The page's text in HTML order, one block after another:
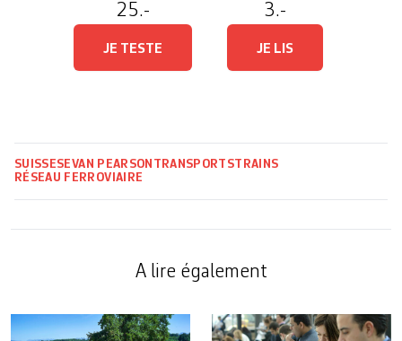
25.-
JE TESTE
3.-
JE LIS
SUISSESEVAN PEARSON TRANSPORTSTRAINS
RÉSEAU FERROVIAIRE
A lire également